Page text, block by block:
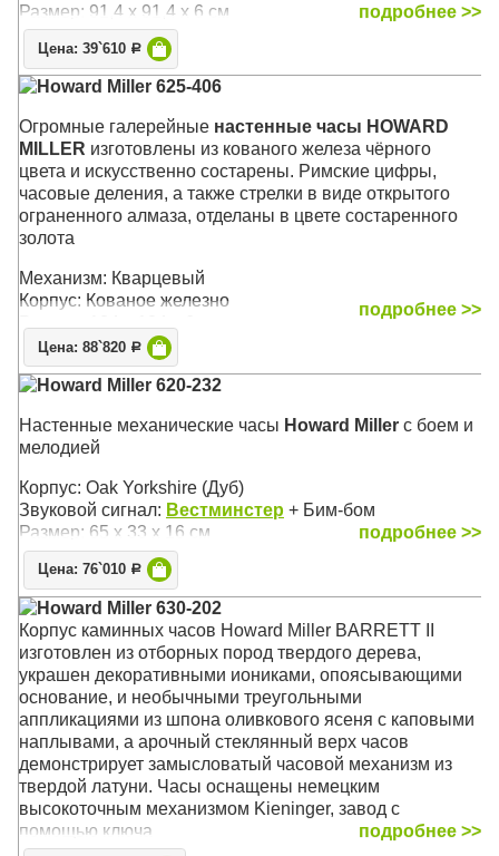
Размер: 91,4 х 91,4 х 6 см
подробнее >>
Цена: 39`610 Р
Howard Miller 625-406
Огромные галерейные настенные часы HOWARD
MILLER изготовлены из кованого железа чёрного
цвета и искусственно состарены. Римские цифры,
часовые деления, а также стрелки в виде открытого
ограненного алмаза, отделаны в цвете состаренного
зoлoтa
Механизм: Кварцевый
Корпус: Кованое железно
подробнее >>
Цена: 88`820 Р
Howard Miller 620-232
Настенные механические часы Howard Miller с боем и
мелодией
Корпус: Oak Yorkshire (Дуб)
Звуковой сигнал: Вестминстер + Бим-бом
Размер: 65 х 33 х 16 см
подробнее >>
Цена: 76`010 Р
Howard Miller 630-202
Корпус каминных часов Howard Miller BARRETT II
изготовлен из отборных пород твердого дерева,
украшен декоративными иониками, опоясывающими
основание, и необычными треугольными
аппликациями из шпона оливкового ясеня с каповыми
наплывами, а арочный стеклянный верх часов
демонстрирует замысловатый часовой механизм из
твердой латуни. Часы оснащены немецким
высокоточным механизмом Kieninger, завод с
помощью ключа
подробнее >>